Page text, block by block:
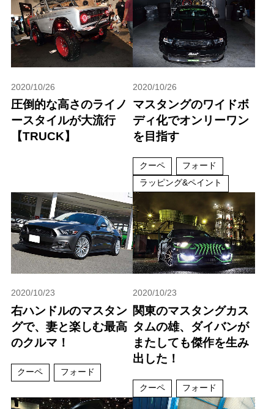
2020/10/26
圧倒的な高さのライノ
ースタイルが大流行
【TRUCK】
2020/10/26
マスタングのワイドボ
ディ化でオンリーワン
を目指す
クーペ
フォード
ラッピング&ペイント
2020/10/23
右ハンドルのマスタン
グで、妻と楽しむ最高
のクルマ！
クーペ フォード
2020/10/23
関東のマスタングカス
タムの雄、ダイバンが
またしても傑作を生み
出した！
クーペ フォード